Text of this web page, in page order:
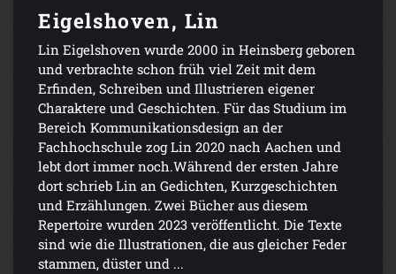
Eigelshoven, Lin
Lin Eigelshoven wurde 2000 in Heinsberg geboren
und verbrachte schon früh viel Zeit mit dem
Erfinden, Schreiben und Illustrieren eigener
Charaktere und Geschichten. Für das Studium im
Bereich Kommunikationsdesign an der
Fachhochschule zog Lin 2020 nach Aachen und
lebt dort immer noch.Während der ersten Jahre
dort schrieb Lin an Gedichten, Kurzgeschichten
und Erzählungen. Zwei Bücher aus diesem
Repertoire wurden 2023 veröffentlicht. Die Texte
sind wie die Illustrationen, die aus gleicher Feder
stammen, düster und ...